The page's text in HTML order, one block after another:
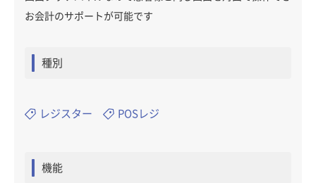
お会計のサポートが可能です
種別
レジスター POSレジ
機能